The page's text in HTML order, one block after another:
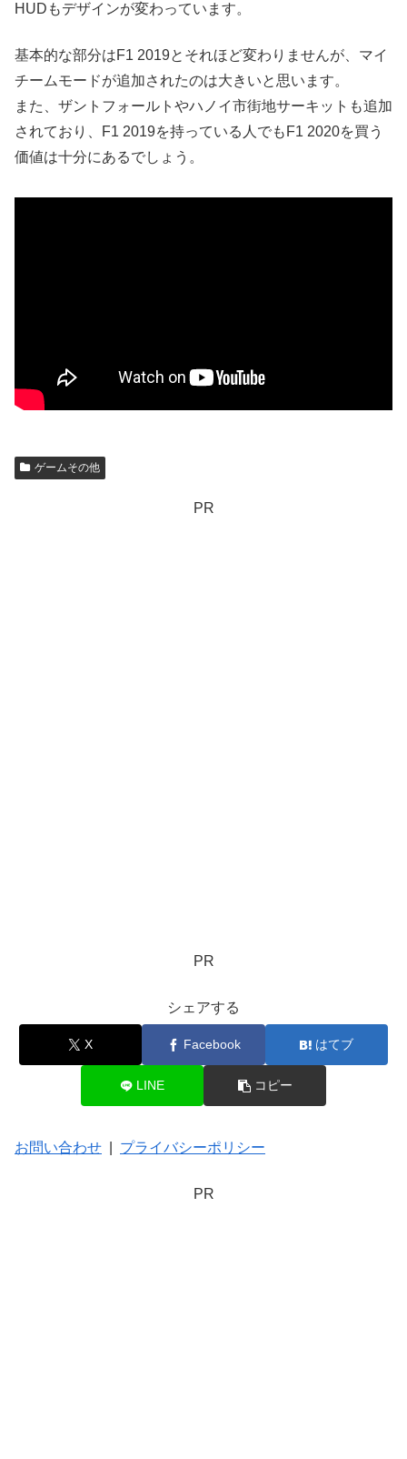
HUDもデザインが変わっています。
基本的な部分はF1 2019とそれほど変わりませんが、マイ
チームモードが追加されたのは大きいと思います。
また、ザントフォールトやハノイ市街地サーキットも追加
されており、F1 2019を持っている人でもF1 2020を買う
価値は十分にあるでしょう。
ゲームその他
PR
PR
シェアする
X Facebook はてブ
LINE コピー
お問い合わせ プライバシーポリシー
PR